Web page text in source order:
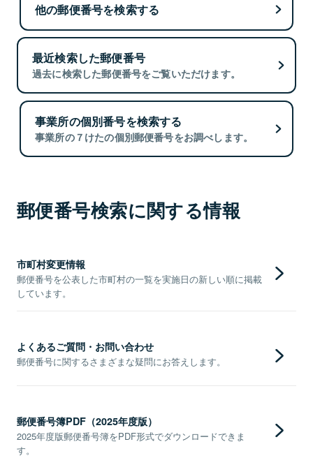
他の郵便番号を検索する
最近検索した郵便番号
過去に検索した郵便番号をご覧いただけます。
事業所の個別番号を検索する
事業所の７けたの個別郵便番号をお調べします。
郵便番号検索に関する情報
市町村変更情報
郵便番号を公表した市町村の一覧を実施日の新しい順に掲載
しています。
よくあるご質問・お問い合わせ
郵便番号に関するさまざまな疑問にお答えします。
郵便番号簿PDF（2025年度版）
2025年度版郵便番号簿をPDF形式でダウンロードできま
す。